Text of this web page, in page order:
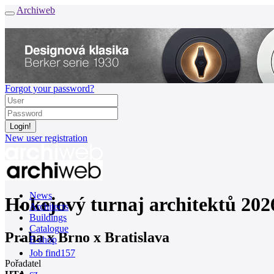
Archiweb
Forgot your password?
New user registration
News
Architects
Buildings
Catalogue
E-shop
Job find157
Hokejový turnaj architektů
Praha x Brno x Bratislava
Pořadatel